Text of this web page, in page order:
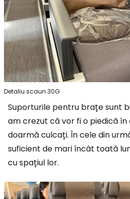
Detaliu scaun 30G
Suporturile pentru brațe sunt
am crezut că vor fi o piedică în
doarmă culcați. În cele din
suficient de mari încât toată
cu spațiul lor.